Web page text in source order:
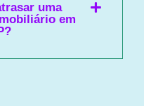
uma
em